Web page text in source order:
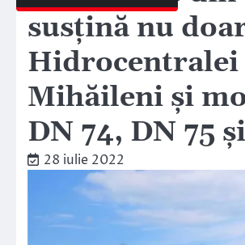
susțină nu
Hidrocentralei
Mihăileni și
DN 74, DN 75
28 iulie 2022